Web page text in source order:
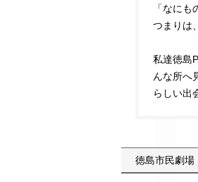
「なに
つまりは
私達徳島
んな所へ
らしい出
徳島市民劇場